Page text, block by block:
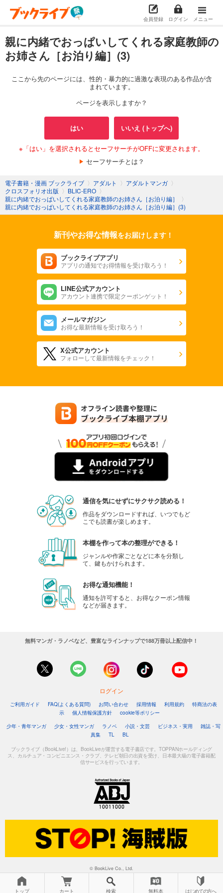
会員登録 ログイン メニュー
親に内緒でおっぱいしてくれる家庭教師の
お姉さん［お泊り編］(3)
ここから先のページには、性的・暴力的に過激な表現のある作品が含
まれています。
ページを表示しますか？
はい いいえ (トップへ)
※「はい」を選択されるとセーフサーチがOFFに変更されます。
セーフサーチとは？
電子書籍・漫画 ブックライブ 〉 アダルト 〉 アダルトマンガ 〉
クロスフォリオ出版 〉 BLIC-ERO 〉
親に内緒でおっぱいしてくれる家庭教師のお姉さん［お泊り編］
〉
親に内緒でおっぱいしてくれる家庭教師のお姉さん［お泊り編］(3)
新刊やお得な情報をお届けします！
ブックライブアプリ
アプリの通知でお得情報を受け取ろう！
LINE公式アカウント
アカウント連携で限定クーポンゲット！
メールマガジン
お得な最新情報を受け取ろう！
X公式アカウント
フォローして最新情報をチェック！
通信を気にせずにサクサク読める！
作品をダウンロードすれば、いつでもど
こでも読書が楽しめます。
本棚を作って本の整理ができる！
ジャンルや作家ごとなどに本を分類し
て、鍵もかけられます。
お得な通知機能！
通知を許可すると、お得なクーポン情報
などが届きます。
無料マンガ・ラノベなど、豊富なラインナップで188万冊以上配信中！
ログイン
ご利用ガイド FAQ(よくある質問) お問い合わせ 採用情報 利用規約
特商法の表
示
個人情報保護方針
cookie等ポリシー
少年・青年マンガ
少女・女性マンガ ラノベ 小説・文芸 ビジネス・実用
雑誌・写
真集
TL BL
ブックライブ（BookLive!）は、BookLiveが運営する電子書店です。TOPPANホールディング
ス、カルチュア・コンビニエンス・クラブ、テレビ朝日の出資を受け、日本最大級の電子書籍配
信サービスを行っています。
© BookLive Co., Ltd.
トップ カート 検索 無料本 はじめての方へ